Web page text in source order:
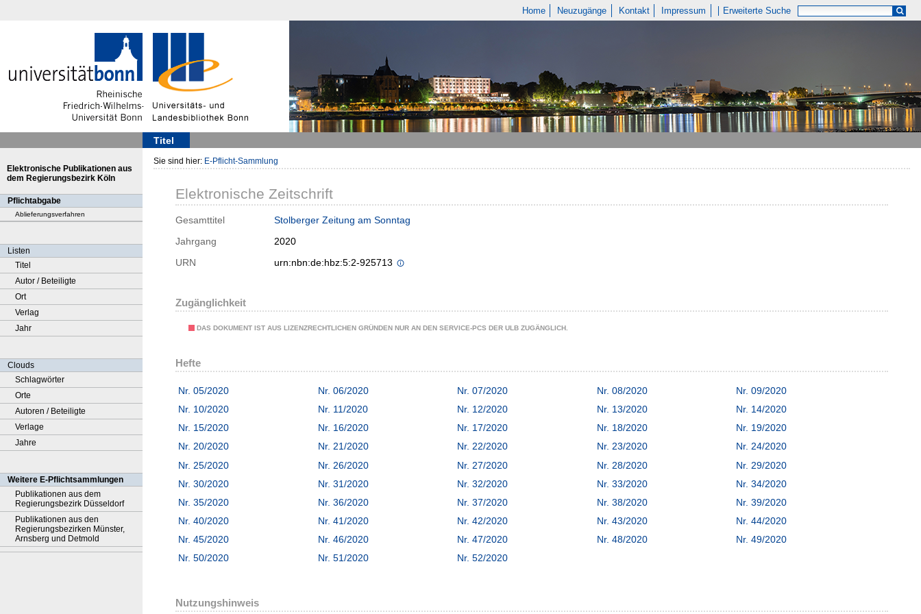
Home Neuzugänge Kontakt Impressum Erweiterte Suche
Titel
Elektronische Publikationen aus
dem Regierungsbezirk Köln
Pflichtabgabe
Ablieferungsverfahren
Listen
Titel
Autor / Beteiligte
Ort
Verlag
Jahr
Clouds
Schlagwörter
Orte
Autoren / Beteiligte
Verlage
Jahre
Weitere E-Pflichtsammlungen
Publikationen aus dem
Regierungsbezirk Düsseldorf
Publikationen aus den
Regierungsbezirken Münster,
Arnsberg und Detmold
Sie sind hier: E-Pflicht-Sammlung
Elektronische Zeitschrift
Gesamttitel
Stolberger Zeitung am Sonntag
Jahrgang
2020
URN
urn:nbn:de:hbz:5:2-925713
Zugänglichkeit
DAS DOKUMENT IST AUS LIZENZRECHTLICHEN GRÜNDEN NUR AN DEN SERVICE-PCS DER ULB ZUGÄNGLICH.
Hefte
Nr. 05/2020 Nr. 06/2020 Nr. 07/2020 Nr. 08/2020
Nr. 09/2020
Nr. 10/2020
Nr. 11/2020 Nr. 12/2020 Nr. 13/2020
Nr. 14/2020
Nr. 15/2020
Nr. 16/2020 Nr. 17/2020 Nr. 18/2020
Nr. 19/2020
Nr. 20/2020
Nr. 21/2020 Nr. 22/2020 Nr. 23/2020
Nr. 24/2020
Nr. 25/2020
Nr. 26/2020 Nr. 27/2020 Nr. 28/2020
Nr. 29/2020
Nr. 30/2020
Nr. 31/2020 Nr. 32/2020 Nr. 33/2020
Nr. 34/2020
Nr. 35/2020
Nr. 36/2020 Nr. 37/2020 Nr. 38/2020
Nr. 39/2020
Nr. 40/2020
Nr. 41/2020 Nr. 42/2020 Nr. 43/2020
Nr. 44/2020
Nr. 45/2020
Nr. 46/2020 Nr. 47/2020 Nr. 48/2020
Nr. 49/2020
Nr. 50/2020
Nr. 51/2020 Nr. 52/2020
Nutzungshinweis